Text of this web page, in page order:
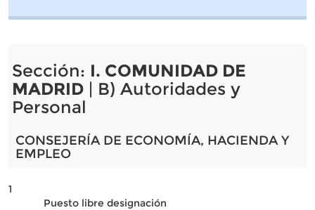
Sección: I. COMUNIDAD DE
MADRID| B) Autoridades y
Personal
CONSEJERÍA DE ECONOMÍA, HACIENDA Y
EMPLEO
1
Puesto libre designación